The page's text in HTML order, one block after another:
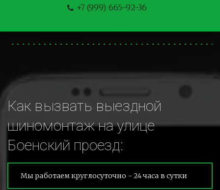
+7 (999) 665-92-36
Как вызвать выездной
шиномонтаж на улице
Боенский проезд:
Мы работаем круглосуточно - 24 часа в сутки